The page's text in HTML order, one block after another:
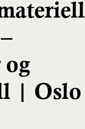
og
| Oslo